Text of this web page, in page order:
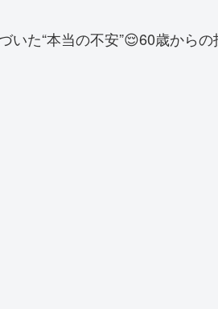
いた“本当の不安”😌60歳から